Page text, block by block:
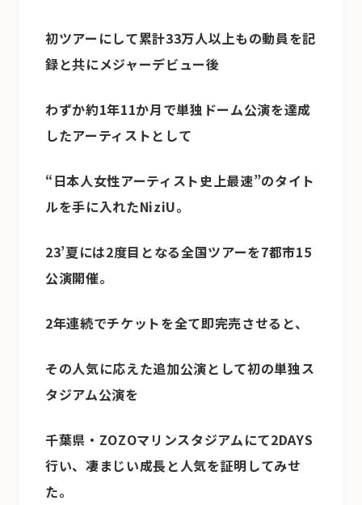
初ツアーにして累計33万人以上もの動員を記
録と共にメジャーデビュー後
わずか約1年11か月で単独ドーム公演を達成
したアーティストとして
“日本人女性アーティスト史上最速”のタイト
ルを手に入れたNiziU。
23’夏には2度目となる全国ツアーを7都市15
公演開催。
2年連続でチケットを全て即完売させると、
その人気に応えた追加公演として初の単独ス
タジアム公演を
千葉県・ZOZOマリンスタジアムにて2DAYS
行い、凄まじい成長と人気を証明してみせ
た。